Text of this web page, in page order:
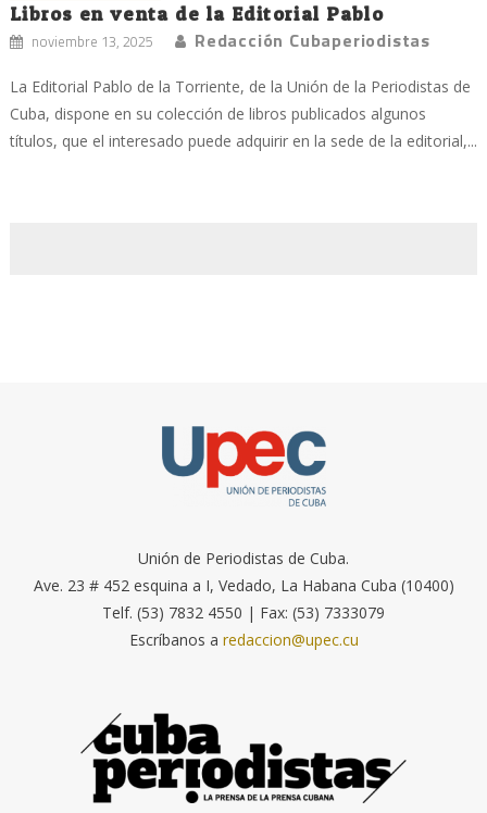
Libros en venta de la Editorial Pablo
noviembre 13, 2025 Redacción Cubaperiodistas
La Editorial Pablo de la Torriente, de la Unión de la Periodistas de
Cuba, dispone en su colección de libros publicados algunos
títulos, que el interesado puede adquirir en la sede de la editorial,...
Unión de Periodistas de Cuba.
Ave. 23 # 452 esquina a I, Vedado, La Habana Cuba (10400)
Telf. (53) 7832 4550 | Fax: (53) 7333079
Escríbanos a redaccion@upec.cu